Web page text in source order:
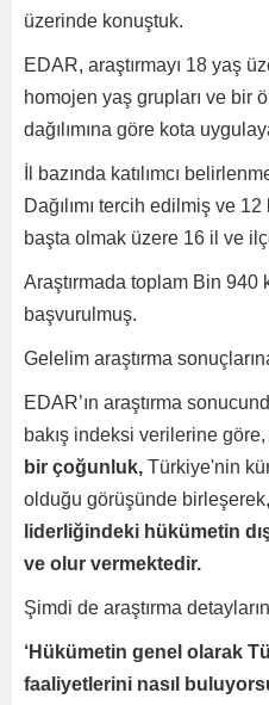
üzerinde konuştuk.
EDAR, araştırmayı 18 yaş
homojen yaş grupları ve bir
dağılımına göre kota
İl bazında katılımcı
Dağılımı tercih edilmiş ve
başta olmak üzere 16 il ve
Araştırmada toplam Bin 940
başvurulmuş.
Gelelim araştırma
EDAR’ın araştırma
bakış indeksi verilerine göre,
bir çoğunluk, Türkiye'nin
olduğu görüşünde birleşerek,
liderliğindeki hükümetin
ve olur vermektedir.
Şimdi de araştırma
‘Hükümetin genel olarak
faaliyetlerini nasıl